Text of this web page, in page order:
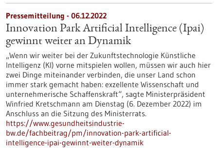
Pressemitteilung - 06.12.2022
Innovation Park Artificial Intelligence (Ipai)
gewinnt weiter an Dynamik
„Wenn wir weiter bei der Zukunftstechnologie Künstliche
Intelligenz (KI) vorne mitspielen wollen, müssen wir auch hier
zwei Dinge miteinander verbinden, die unser Land schon
immer stark gemacht haben: exzellente Wissenschaft und
unternehmerische Schaffenskraft“, sagte Ministerpräsident
Winfried Kretschmann am Dienstag (6. Dezember 2022) im
Anschluss an die Sitzung des Ministerrats.
https://www.gesundheitsindustrie-
bw.de/fachbeitrag/pm/innovation-park-artificial-
intelligence-ipai-gewinnt-weiter-dynamik